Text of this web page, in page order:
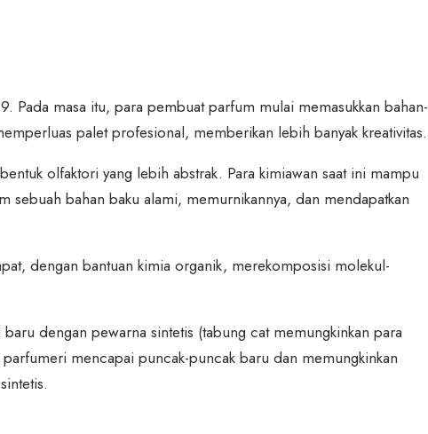
Pada masa itu, para pembuat parfum mulai memasukkan bahan-
palet profesional, memberikan lebih banyak kreativitas.
olfaktori yang lebih abstrak. Para kimiawan saat ini mampu
sebuah bahan baku alami, memurnikannya, dan mendapatkan
dengan bantuan kimia organik, merekomposisi molekul-
dengan pewarna sintetis (tabung cat memungkinkan para
mencapai puncak-puncak baru dan memungkinkan